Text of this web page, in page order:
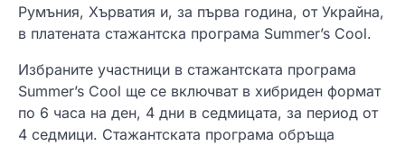
Румъния, Хърватия и, за първа година, от Украйна,
в платената стажантска програма Summer’s Cool.
Избраните участници в стажантската програма
Summer’s Cool ще се включват в хибриден формат
по 6 часа на ден, 4 дни в седмицата, за период от
4 седмици. Стажантската програма обръща